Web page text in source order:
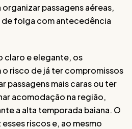
passagens aéreas,
de folga com antecedência
claro e elegante, os
risco de já ter compromissos
passagens mais caras ou ter
acomodação na região,
a alta temporada baiana. O
riscos e, ao mesmo